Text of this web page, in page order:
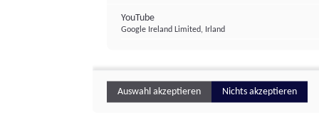
YouTube
Google Ireland Limited, Irland
Auswahl akzeptieren Nichts akzeptieren